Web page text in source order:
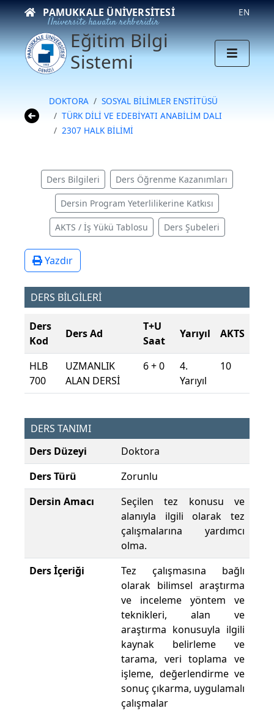
PAMUKKALE ÜNIVERSITESI
Üniversite hayatın rehberidir
EN
Eğitim Bilgi
Sistemi
DOKTORA
SOSYAL BİLİMLER ENSTİTÜSÜ
TÜRK DİLİ VE EDEBİYATI ANABİLİM DALI
2307 HALK BİLİMİ
Ders Bilgileri Ders Öğrenme Kazanımları
Dersin Program Yeterlilikerine Katkısı
AKTS / İş Yükü Tablosu Ders Şubeleri
Yazdır
DERS BİLGİLERİ
Ders
Kod
Ders Ad
T+U
Saat
Yarıyıl AKTS
HLB
700
UZMANLIK
ALAN DERSİ
6 + 0
4.
Yarıyıl
10
DERS TANIMI
Ders Düzeyi
Doktora
Ders Türü
Zorunlu
Dersin Amacı
Seçilen tez konusu ve
alanıyla ilgili olarak tez
çalışmalarına yardımcı
olma.
Ders İçeriği
Tez çalışmasına bağlı
olarak bilimsel araştırma
ve inceleme yöntem ve
teknikleri, alan ve
araştırma konusuyla ilgili
kaynak belirleme ve
tarama, veri toplama ve
işleme, değerlendirme ve
sonuç çıkarma, uygulamalı
çalışmalar